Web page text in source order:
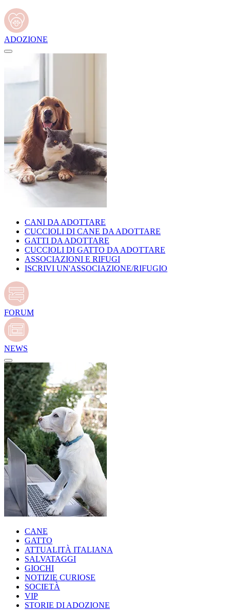
ADOZIONE
CANI DA ADOTTARE
CUCCIOLI DI CANE DA ADOTTARE
GATTI DA ADOTTARE
CUCCIOLI DI GATTO DA ADOTTARE
ASSOCIAZIONI E RIFUGI
ISCRIVI UN'ASSOCIAZIONE/RIFUGIO
FORUM
NEWS
CANE
GATTO
ATTUALITÀ ITALIANA
SALVATAGGI
GIOCHI
NOTIZIE CURIOSE
SOCIETÀ
VIP
STORIE DI ADOZIONE